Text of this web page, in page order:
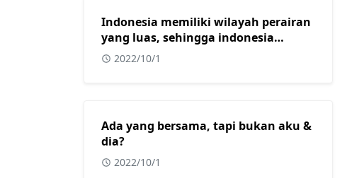
Indonesia memiliki wilayah perairan
yang luas, sehingga indonesia
mendapat julukan sebagai?
2022/10/1
Ada yang bersama, tapi bukan aku &
dia?
2022/10/1